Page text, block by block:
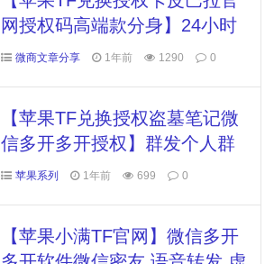
网授权码高端款分身】24小时
自动抢红包
微商文章分享 1年前 1290 0
【苹果TF兑换授权盗墓笔记微
信多开多开授权】群发个人群
万群同步朋友圈转发跟圈虚拟
苹果系列 1年前 699 0
【苹果小满TF官网】微信多开